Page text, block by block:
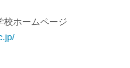
校ホームページ